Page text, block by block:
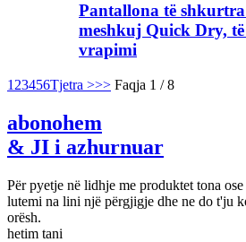
Pantallona të
meshkuj Quick Dry,
vrapimi
1 23456Tjetra >>> Faqja 1 / 8
abonohem
& JI i azhurnuar
Për pyetje në lidhje me produktet tona
lutemi na lini një përgjigje dhe ne do t'ju
orësh.
hetim tani